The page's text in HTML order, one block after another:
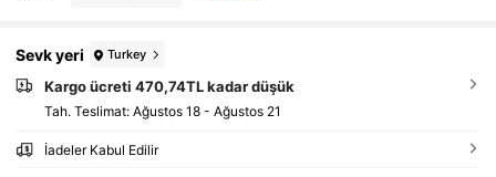
Sevk yeri Turkey
Kargo ücreti 470,74TL kadar düşük
Tah. Teslimat: Ağustos 18 - Ağustos 21
İadeler Kabul Edilir